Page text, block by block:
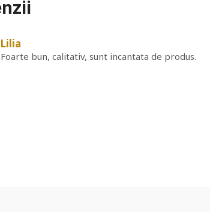
Lilia
Foarte bun, calitativ, sunt incantata de produs.